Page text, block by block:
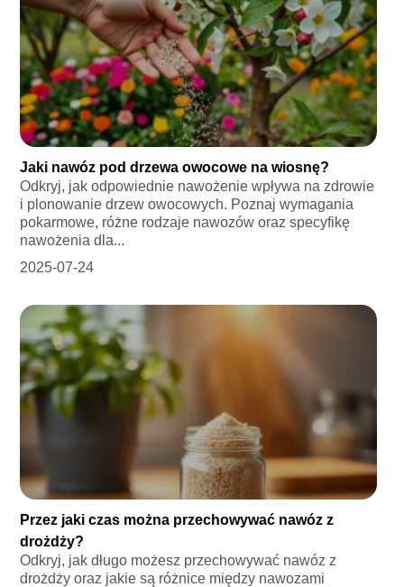
Jaki nawóz pod drzewa owocowe na wiosnę?
Odkryj, jak odpowiednie nawożenie wpływa na zdrowie
i plonowanie drzew owocowych. Poznaj wymagania
pokarmowe, różne rodzaje nawozów oraz specyfikę
nawożenia dla...
2025-07-24
Przez jaki czas można przechowywać nawóz z
drożdży?
Odkryj, jak długo możesz przechowywać nawóz z
drożdży oraz jakie są różnice między nawozami